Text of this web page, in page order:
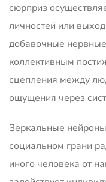
сюрприз
личностей или
добавочные
коллективным
сцепления между
ощущения через
Зеркальные
социальном грани
иного человека от